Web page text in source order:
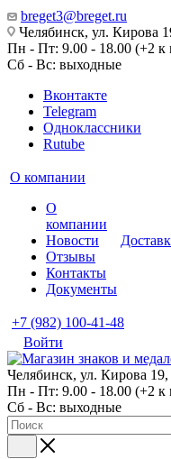
breget3@breget.ru
Челябинск, ул. Кирова
Пн - Пт: 9.00 - 18.00 (+2 к
Сб - Вс: выходные
Вконтакте
Telegram
Одноклассники
Rutube
О компании
О
компании
Новости
Отзывы
Контакты
Документы
+7 (982) 100-41-48
Войти
Челябинск, ул. Кирова
Пн - Пт: 9.00 - 18.00 (+2 к
Сб - Вс: выходные